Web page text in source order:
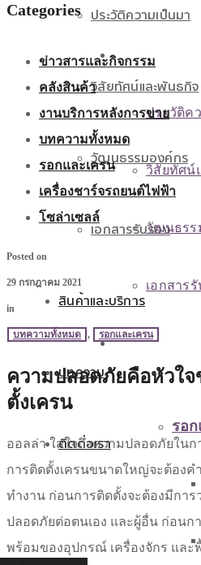
ประวัติความเป็นมา
วิสัยทัศน์และพันธกิจ
วัฒนธรรมองค์กร
เอกสารรับรอง
สินค้าและบริการ
บทความ
ติดต่อเรา
เกี่ยวกับเรา
ประวัติค
วิสัยทัศน์
วัฒนธรร
เอกสารรั
สินค้าและบริกา
รอก
Categories
ข่าวสารและกิจกรรม
คลังสินค้า
งานบริการหลังการขาย
บทความทั้งหมด
รอกและเครน
เครื่องชาร์จรถยนต์ไฟฟ้า
โซล่าเซลล์
Posted on
29 กรกฎาคม 2021
in
บทความทั้งหมด , รอกและเครน
ความปลอดภัยคือหัวใจ
ตั้งเครน
ออลล่า ใส่ใจถึงความปลอดภัยในก
การติดตั้งเครนขนาดใหญ่จะต้อง
ทำงาน ก่อนการติดตั้งจะต้องมีการ
ปลอดภัยต่อตนเอง และผู้อื่น ก่อนก
พร้อมของอุปกรณ์ เครื่องจักร และ